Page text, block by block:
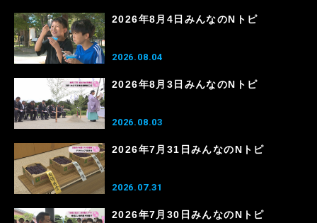
2026年8月4日みんなのNトピ
2026.08.04
2026年8月3日みんなのNトピ
2026.08.03
2026年7月31日みんなのNトピ
2026.07.31
2026年7月30日みんなのNトピ